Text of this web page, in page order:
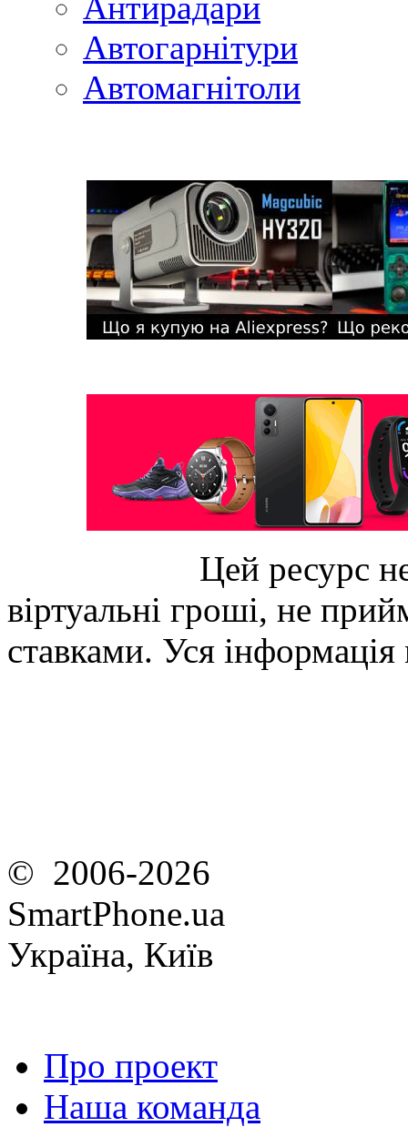
Автогарнітури
Автомагнітоли
Цей ресурс
віртуальні гроші, не
ставками. Уся
© 2006-2026
SmartPhone.ua
Україна, Київ
Про проект
Наша команда